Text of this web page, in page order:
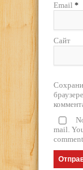
Email *
Сайт
mail.